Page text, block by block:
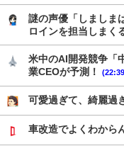
謎の声優「しましま
ロインを担当しまく
米中のAI開発競争「
業CEOが予測！
可愛過ぎて、綺麗過
車改造でよくわから